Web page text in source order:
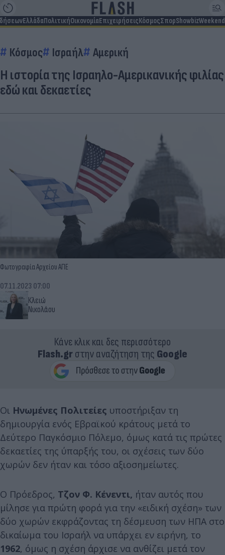
ΕλλάδαΠολιτικήΟικονομίαΕπιχειρήσειςΚόσμοςΣπορShowbizWeekend
Κόσμος Ισραήλ Αμερική
Η ιστορία της Ισραηλο-Αμερικανικής φιλίας
εδώ και δεκαετίες
Φωτογραφία Αρχείου ΑΠΕ
Κλειώ
Νικολάου
07.11.2023 07:00
Κάνε κλικ και δες περισσότερο
Flash.grστην αναζήτηση της Google
Οι Ηνωμένες Πολιτείες υποστήριξαν τη
δημιουργία ενός Εβραϊκού κράτους μετά το
Δεύτερο Παγκόσμιο Πόλεμο, όμως κατά τις πρώτες
δεκαετίες της ύπαρξής του, οι σχέσεις των δύο
χωρών δεν ήταν και τόσο αξιοσημείωτες.
Ο Πρόεδρος, Τζον Φ. Κένεντι, ήταν αυτός που
μίλησε για πρώτη φορά για την «ειδική σχέση» των
δύο χωρών εκφράζοντας τη δέσμευση των ΗΠΑ στο
δικαίωμα του Ισραήλ να υπάρχει εν ειρήνη, το
1962, όμως η σχέση άρχισε να ανθίζει μετά τον